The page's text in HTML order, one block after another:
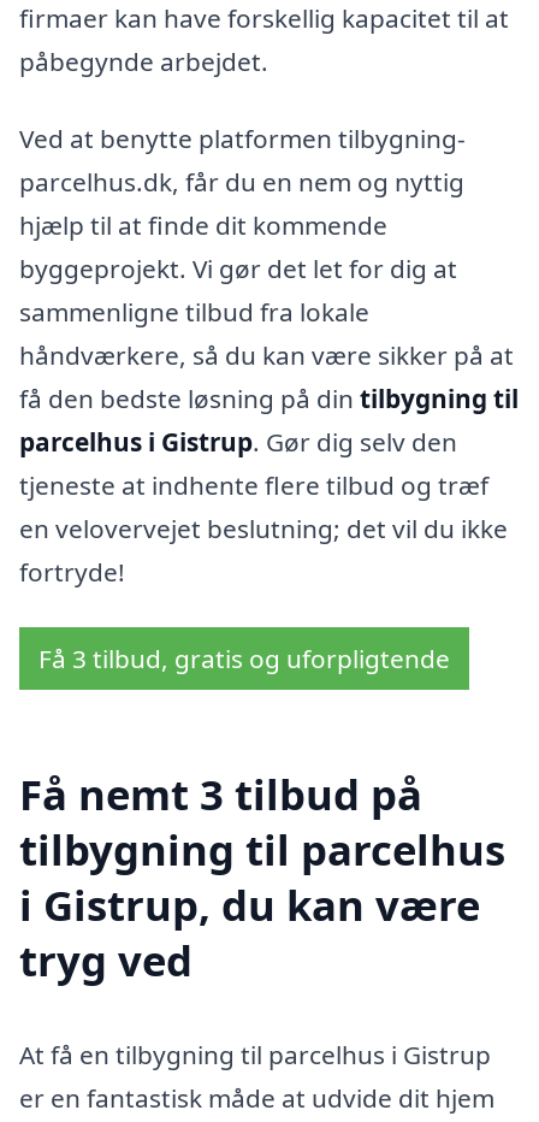
firmaer kan have forskellig kapacitet til at
påbegynde arbejdet.
Ved at benytte platformen tilbygning-
parcelhus.dk, får du en nem og nyttig
hjælp til at finde dit kommende
byggeprojekt. Vi gør det let for dig at
sammenligne tilbud fra lokale
håndværkere, så du kan være sikker på at
få den bedste løsning på din tilbygning til
parcelhus i Gistrup. Gør dig selv den
tjeneste at indhente flere tilbud og træf
en velovervejet beslutning; det vil du ikke
fortryde!
Få 3 tilbud, gratis og uforpligtende
Få nemt 3 tilbud på
tilbygning til parcelhus
i Gistrup, du kan være
tryg ved
At få en tilbygning til parcelhus i Gistrup
er en fantastisk måde at udvide dit hjem